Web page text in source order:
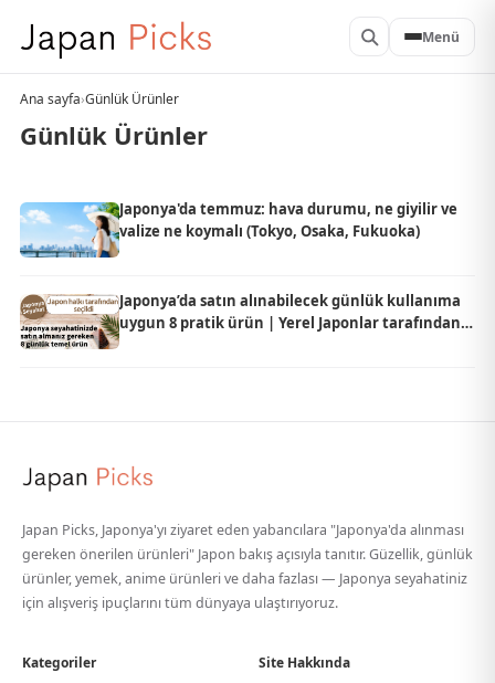
Menü
Ana sayfa›Günlük Ürünler
Günlük Ürünler
Japonya'da temmuz: hava durumu, ne giyilir ve
valize ne koymalı (Tokyo, Osaka, Fukuoka)
Japonya’da satın alınabilecek günlük kullanıma
uygun 8 pratik ürün | Yerel Japonlar tarafından
Japan Picks, Japonya'yı ziyaret eden yabancılara "Japonya'da alınması
gereken önerilen ürünleri" Japon bakış açısıyla tanıtır. Güzellik, günlük
ürünler, yemek, anime ürünleri ve daha fazlası — Japonya seyahatiniz
için alışveriş ipuçlarını tüm dünyaya ulaştırıyoruz.
Kategoriler Site Hakkında